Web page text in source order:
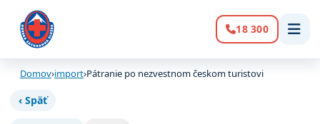
Volanie:
18 300
Domov›import›Pátranie po nezvestnom českom turistovi
‹ Späť